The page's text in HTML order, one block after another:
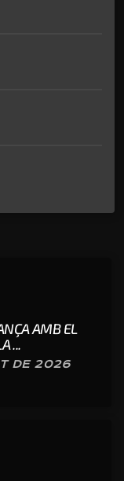
AMB EL
...
DE 2026